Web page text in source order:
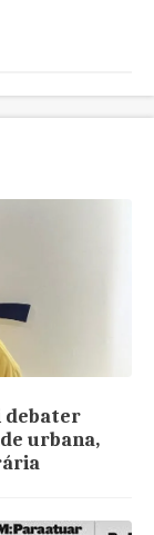
debater
urbana,